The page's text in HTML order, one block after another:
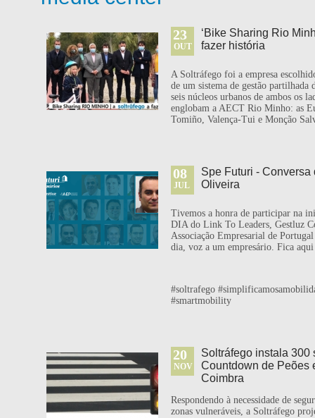
23
OUT
‘Bike Sharing Rio
fazer história
A Soltráfego foi a empresa
de um sistema de gestão partilhada
seis núcleos urbanos de ambos os
englobam a AECT Rio Minho: as
Tomiño, Valença-Tui e Monção
08
JUL
Spe Futuri - Conversa
Oliveira
Tivemos a honra de participar na
DIA do Link To Leaders, Gestluz
Associação Empresarial de
dia, voz a um empresário. Fica
#soltrafego
#smartmobility
20
NOV
Soltráfego instala 300
Countdown de Peões
Coimbra
Respondendo à necessidade de
zonas vulneráveis, a Soltráfego